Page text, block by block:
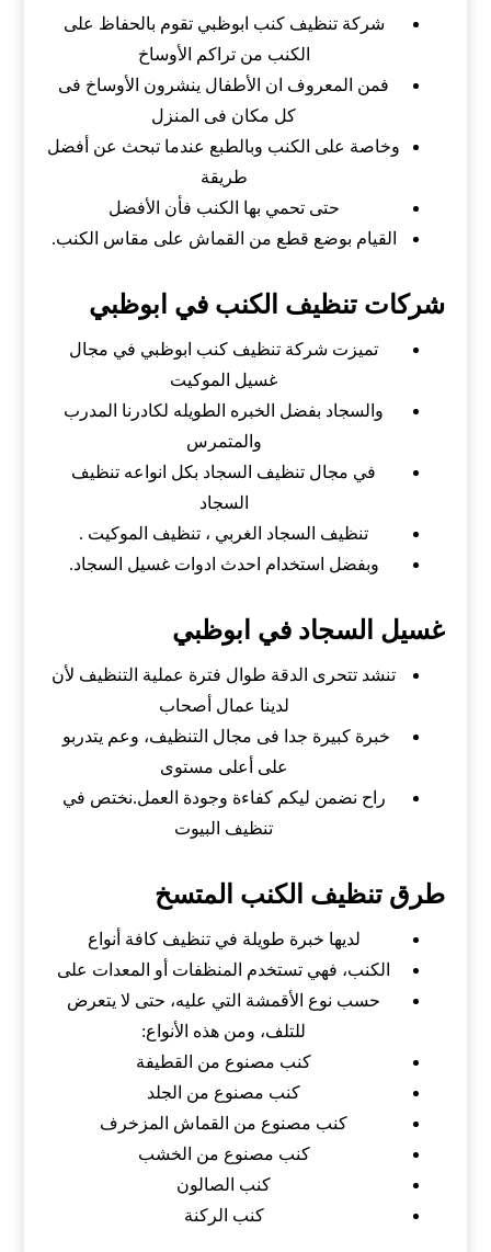
شركة تنظيف كنب ابوظبي تقوم بالحفاظ على
الكنب من تراكم الأوساخ
فمن المعروف ان الأطفال ينشرون الأوساخ فى
كل مكان فى المنزل
وخاصة على الكنب وبالطبع عندما تبحث عن أفضل
طريقة
حتى تحمي بها الكنب فأن الأفضل
القيام بوضع قطع من القماش على مقاس الكنب.
شركات تنظيف الكنب في ابوظبي
تميزت شركة تنظيف كنب ابوظبي في مجال
غسيل الموكيت
والسجاد بفضل الخبره الطويله لكادرنا المدرب
والمتمرس
في مجال تنظيف السجاد بكل انواعه تنظيف
السجاد
تنظيف السجاد الغربي ، تنظيف الموكيت .
وبفضل استخدام احدث ادوات غسيل السجاد.
غسيل السجاد في ابوظبي
تنشد تتحرى الدقة طوال فترة عملية التنظيف لأن
لدينا عمال أصحاب
خبرة كبيرة جدا فى مجال التنظيف، وعم يتدربو
على أعلى مستوى
راح نضمن ليكم كفاءة وجودة العمل.نختص في
تنظيف البيوت
طرق تنظيف الكنب المتسخ
لديها خبرة طويلة في تنظيف كافة أنواع
الكنب، فهي تستخدم المنظفات أو المعدات على
حسب نوع الأقمشة التي عليه، حتى لا يتعرض
للتلف، ومن هذه الأنواع:
كنب مصنوع من القطيفة
كنب مصنوع من الجلد
كنب مصنوع من القماش المزخرف
كنب مصنوع من الخشب
كنب الصالون
كنب الركنة